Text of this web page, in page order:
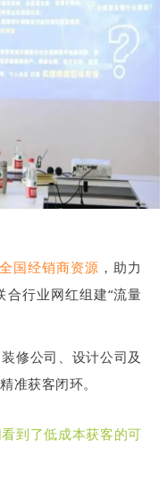
国经销商资源 ，助力
合行业网红组建“流量
修公司、设计公司及
准获客闭环。
到了低成本获客的可